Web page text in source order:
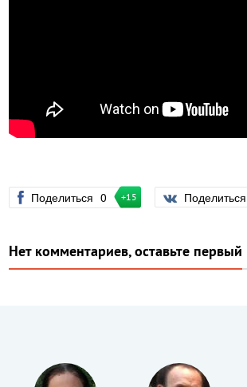
Поделиться 0 +15 Поделиться
Нет комментариев, оставьте первый